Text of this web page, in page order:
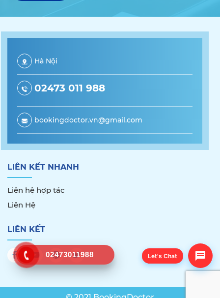
Hà Nội
02473 011 988
bookingdoctor.vn@gmail.com
LIÊN KẾT NHANH
Liên hệ hợp tác
Liên Hệ
LIÊN KẾT
02473011988 Let's Chat